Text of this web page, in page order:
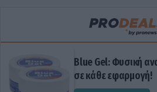
Blue Gel: Φυσική
σε κάθε εφαρμογή!